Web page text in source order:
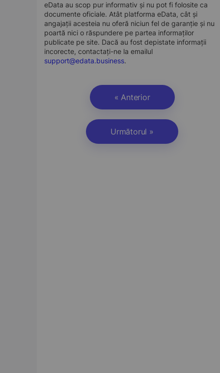
eData au scop pur informativ și nu pot fi folosite ca
documente oficiale. Atât platforma eData, cât și
angajații acesteia nu oferă niciun fel de garanție și nu
poartă nici o răspundere pe partea informaților
publicate pe site. Dacă au fost depistate informații
incorecte, contactați-ne la emailul
support@edata.business.
« Anterior
Următorul »